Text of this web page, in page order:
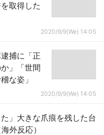
取得した
2020/9/9(We) 14:05
捕に「正
」「世間
な姿」
2020/9/9(We) 14:05
」大きな爪痕を残した台
外反応）